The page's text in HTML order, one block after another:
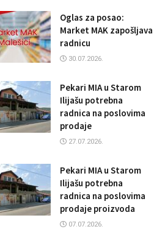
Oglas za posao:
Market MAK zapošljava
radnicu
30.07.2026.
Pekari MIA u Starom
Ilijašu potrebna
radnica na poslovima
prodaje
27.07.2026.
Pekari MIA u Starom
Ilijašu potrebna
radnica na poslovima
prodaje proizvoda
07.07.2026.